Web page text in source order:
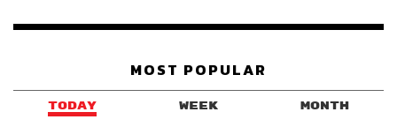
MOST POPULAR
TODAY WEEK MONTH